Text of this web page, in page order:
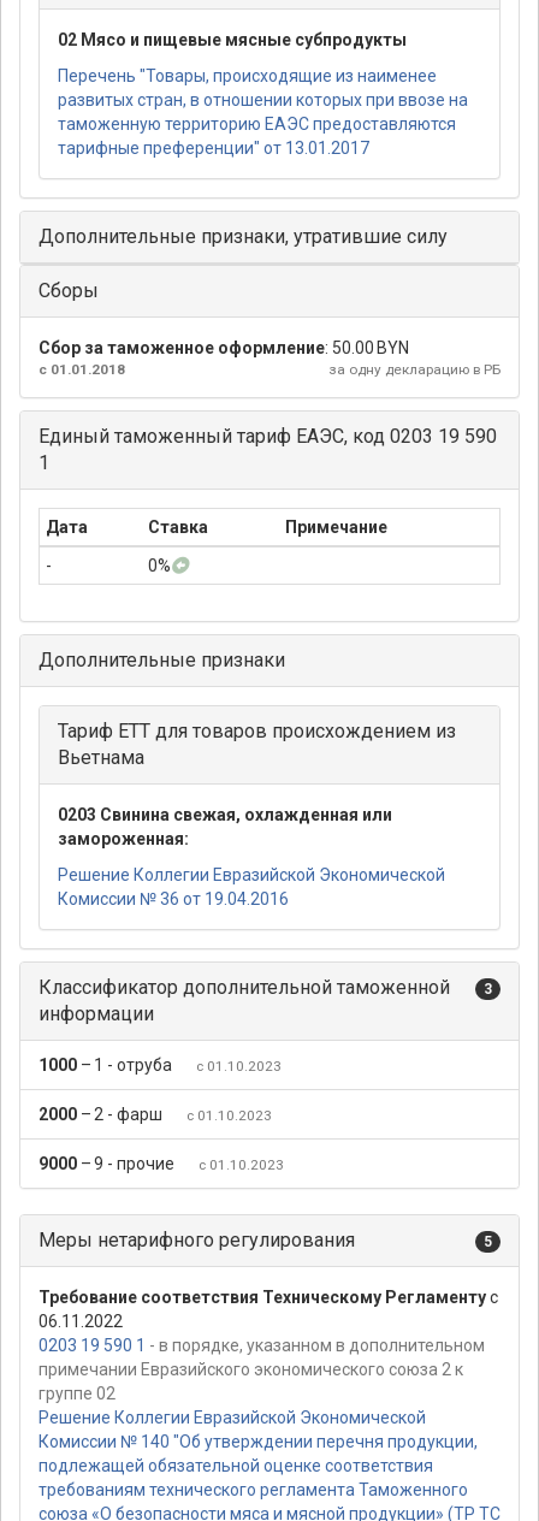
02 Мясо и пищевые мясные субпродукты
Перечень "Товары, происходящие из наименее
развитых стран, в отношении которых при ввозе на
таможенную территорию ЕАЭС предоставляются
тарифные преференции" от 13.01.2017
Дополнительные признаки, утратившие силу
Сборы
Сбор за таможенное оформление: 50.00 BYN
за одну декларацию в РБ
с 01.01.2018
Единый таможенный тариф ЕАЭС, код 0203 19 590
1
Дата Ставка
Примечание
-
0%
Дополнительные признаки
Тариф ЕТТ для товаров происхождением из
Вьетнама
0203 Свинина свежая, охлажденная или
замороженная:
Решение Коллегии Евразийской Экономической
Комиссии № 36 от 19.04.2016
Классификатор дополнительной таможенной
информации
3
1000 – 1 - отруба с 01.10.2023
2000 – 2 - фарш с 01.10.2023
9000 –9 - прочие с 01.10.2023
Меры нетарифного регулирования 5
Требование соответствия Техническому Регламентус
06.11.2022
0203 19 590 1 - в порядке, указанном в дополнительном
примечании Евразийского экономического союза 2 к
группе 02
Решение Коллегии Евразийской Экономической
Комиссии № 140 "Об утверждении перечня продукции,
подлежащей обязательной оценке соответствия
требованиям технического регламента Таможенного
союза «О безопасности мяса и мясной продукции» (ТР ТС